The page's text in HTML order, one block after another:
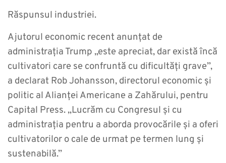
Răspunsul industriei.
Ajutorul economic recent anunțat de
administrația Trump „este apreciat, dar există încă
cultivatori care se confruntă cu dificultăți grave”,
a declarat Rob Johansson, directorul economic și
politic al Alianței Americane a Zahărului, pentru
Capital Press. „Lucrăm cu Congresul și cu
administrația pentru a aborda provocările și a oferi
cultivatorilor o cale de urmat pe termen lung și
sustenabilă.”